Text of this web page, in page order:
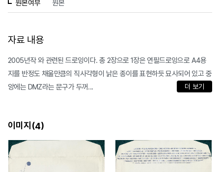
원본여부 원본
자료 내용
2005년작와 관련된 드로잉이다. 총 2장으로 1장은 연필드로잉으로 A4용
지를 반정도 채울만큼의 직사각형이 낡은 종이를 표현하듯 묘사되어 있고 중
앙에는 DMZ라는 문구가 두꺼...
더 보기
이미지(4)